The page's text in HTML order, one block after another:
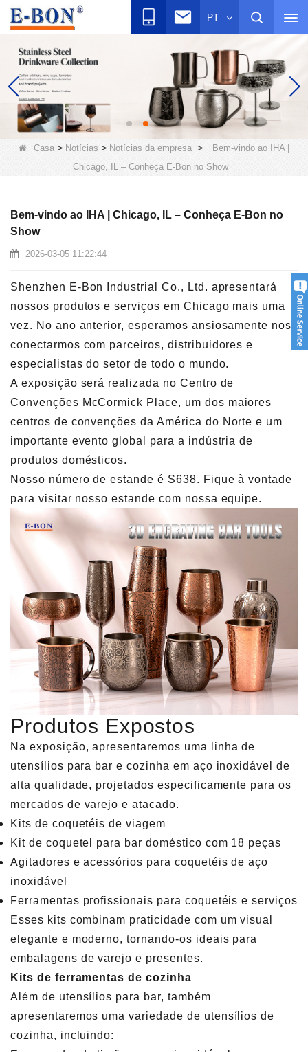
PT
Casa > Notícias > Notícias da empresa >
Bem-vindo ao IHA |
Chicago, IL – Conheça E-Bon no Show
Bem-vindo ao IHA | Chicago, IL – Conheça E-Bon no
Show
2026-03-05 11:22:44
Shenzhen E-Bon Industrial Co., Ltd. apresentará
nossos produtos e serviços em Chicago mais uma
vez. No ano anterior, esperamos ansiosamente nos
conectarmos com parceiros, distribuidores e
especialistas do setor de todo o mundo.
A exposição será realizada no Centro de
Convenções McCormick Place, um dos maiores
centros de convenções da América do Norte e um
importante evento global para a indústria de
produtos domésticos.
Nosso número de estande é S638. Fique à vontade
para visitar nosso estande com nossa equipe.
Produtos Expostos
Na exposição, apresentaremos uma linha de
utensílios para bar e cozinha em aço inoxidável de
alta qualidade, projetados especificamente para os
mercados de varejo e atacado.
Kits de coquetéis de viagem
Kit de coquetel para bar doméstico com 18 peças
Agitadores e acessórios para coquetéis de aço
inoxidável
Ferramentas profissionais para coquetéis e serviços
Esses kits combinam praticidade com um visual
elegante e moderno, tornando-os ideais para
embalagens de varejo e presentes.
Kits de ferramentas de cozinha
Além de utensílios para bar, também
apresentaremos uma variedade de utensílios de
cozinha, incluindo: